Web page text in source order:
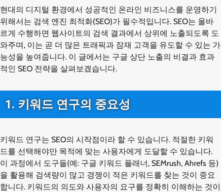
현대의 디지털 환경에서 성공적인 온라인 비즈니스를 운영하기
위해서는 검색 엔진 최적화(SEO)가 필수적입니다. SEO는 올바
르게 수행하면 웹사이트의 검색 결과에서 상위에 노출되도록 도
와주며, 이는 곧 더 많은 트래픽과 잠재 고객을 유도할 수 있는 가
능성을 높여줍니다. 이 글에서는 구글 상단 노출의 비결과 효과
적인 SEO 전략을 살펴보겠습니다.
1. 키워드 연구의 중요성
키워드 연구는 SEO의 시작점이라 할 수 있습니다. 적절한 키워
드를 선택해야만 목적에 맞는 사용자에게 도달할 수 있습니다.
이 과정에서 도구들(예: 구글 키워드 플래너, SEMrush, Ahrefs 등)
을 활용해 검색량이 많고 경쟁이 적은 키워드를 찾는 것이 중요
합니다. 키워드의 의도와 사용자의 요구를 정확히 이해하는 것이